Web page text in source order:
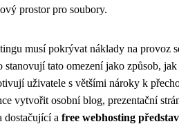
prostor pro soubory.
musí pokrývat náklady na provoz
tato omezení jako způsob,
uživatele s většími nároky k
vytvořit osobní blog, prezentační
dostačující a free webhosting